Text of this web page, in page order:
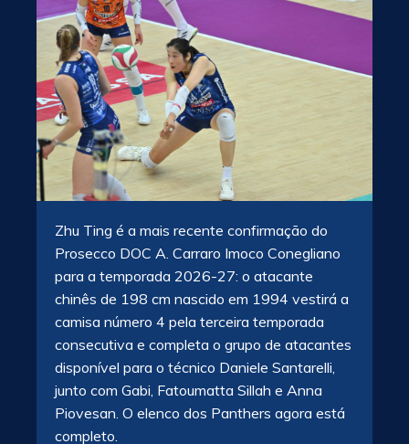
Zhu Ting é a mais recente confirmação do
Prosecco DOC A. Carraro Imoco Conegliano
para a temporada 2026-27: o atacante
chinês de 198 cm nascido em 1994 vestirá a
camisa número 4 pela terceira temporada
consecutiva e completa o grupo de atacantes
disponível para o técnico Daniele Santarelli,
junto com Gabi, Fatoumatta Sillah e Anna
Piovesan. O elenco dos Panthers agora está
completo.